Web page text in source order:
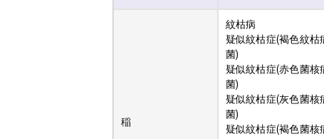
稲
紋枯病
疑似紋枯症(褐色紋枯
菌)
疑似紋枯症(赤色菌核
菌)
疑似紋枯症(灰色菌核
菌)
疑似紋枯症(褐色菌核